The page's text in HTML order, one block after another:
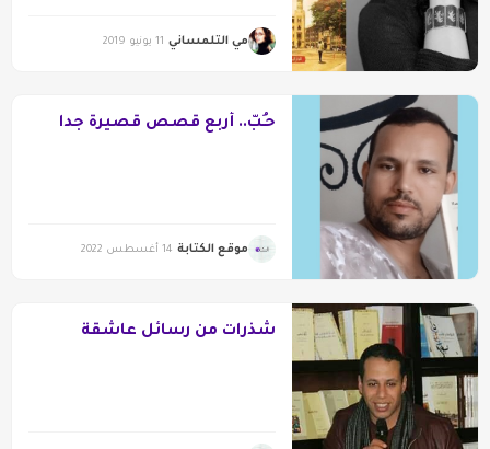
مي التلمساني 11 يونيو 2019
حـُبّ.. أربع قصص قصيرة جدا
موقع الكتابة 14 أغسطس 2022
شذرات من رسائل عاشقة